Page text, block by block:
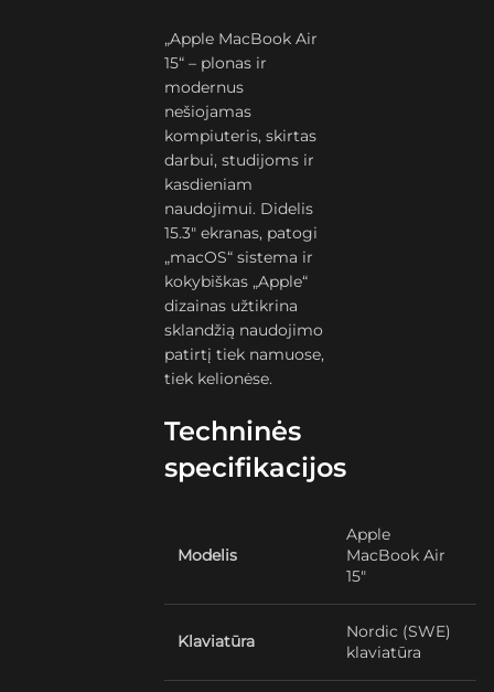
„Apple MacBook Air
15“ – plonas ir
modernus
nešiojamas
kompiuteris, skirtas
darbui, studijoms ir
kasdieniam
naudojimui. Didelis
15.3″ ekranas, patogi
„macOS“ sistema ir
kokybiškas „Apple“
dizainas užtikrina
sklandžią naudojimo
patirtį tiek namuose,
tiek kelionėse.
Techninės
specifikacijos
Modelis
Apple
MacBook Air
15″
Klaviatūra
Nordic (SWE)
klaviatūra